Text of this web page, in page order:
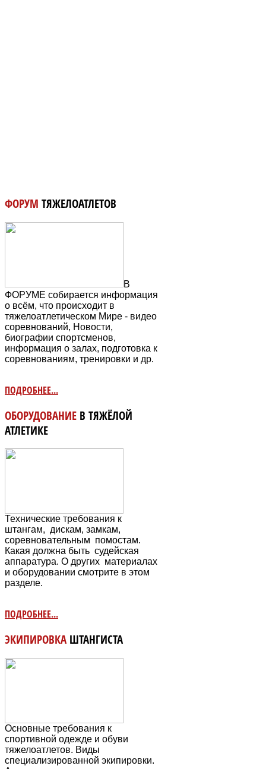
ФОРУМ ТЯЖЕЛОАТЛЕТОВ
В
ФОРУМЕ собирается информация
о всём, что происходит в
тяжелоатлетическом Мире - видео
соревнований, Новости,
биографии спортсменов,
информация о залах, подготовка к
соревнованиям, тренировки и др.
ПОДРОБНЕЕ...
ОБОРУДОВАНИЕ В ТЯЖЁЛОЙ
АТЛЕТИКЕ
Технические требования к
штангам, дискам, замкам,
соревновательным помостам.
Какая должна быть судейская
аппаратура. О других материалах
и оборудовании смотрите в этом
разделе.
ПОДРОБНЕЕ...
ЭКИПИРОВКА ШТАНГИСТА
Основные требования к
спортивной одежде и обуви
тяжелоатлетов. Виды
специализированной экипировки.